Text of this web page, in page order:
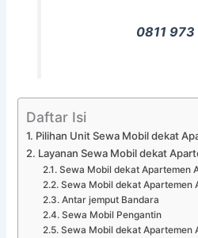
0811 973
Daftar Isi
Pilihan Unit Sewa Mobil dekat
Layanan Sewa Mobil dekat
Sewa Mobil dekat Apartemen
Sewa Mobil dekat Apartemen
Antar jemput Bandara
Sewa Mobil Pengantin
Sewa Mobil dekat Apartemen